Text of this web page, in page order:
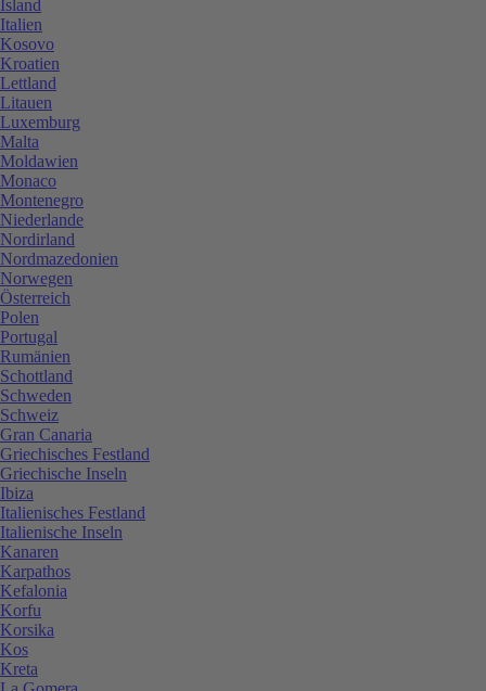
Island
Italien
Kosovo
Kroatien
Lettland
Litauen
Luxemburg
Malta
Moldawien
Monaco
Montenegro
Niederlande
Nordirland
Nordmazedonien
Norwegen
Österreich
Polen
Portugal
Rumänien
Schottland
Schweden
Schweiz
Gran Canaria
Griechisches Festland
Griechische Inseln
Ibiza
Italienisches Festland
Italienische Inseln
Kanaren
Karpathos
Kefalonia
Korfu
Korsika
Kos
Kreta